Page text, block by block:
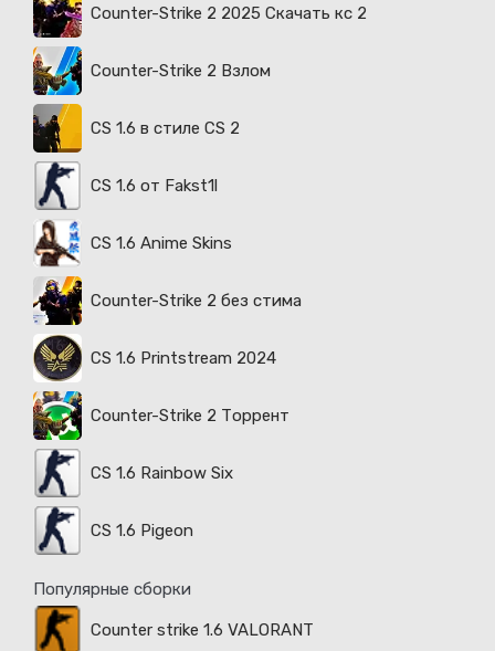
Counter-Strike 2 2025 Скачать кс 2
Counter-Strike 2 Взлом
CS 1.6 в стиле CS 2
CS 1.6 от Fakst1l
CS 1.6 Anime Skins
Counter-Strike 2 без стима
CS 1.6 Printstream 2024
Counter-Strike 2 Торрент
CS 1.6 Rainbow Six
CS 1.6 Pigeon
Популярные сборки
Counter strike 1.6 VALORANT